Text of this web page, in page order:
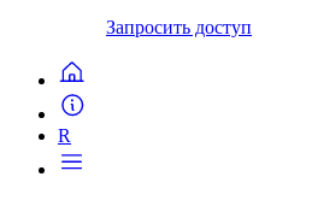
Запросить доступ
R